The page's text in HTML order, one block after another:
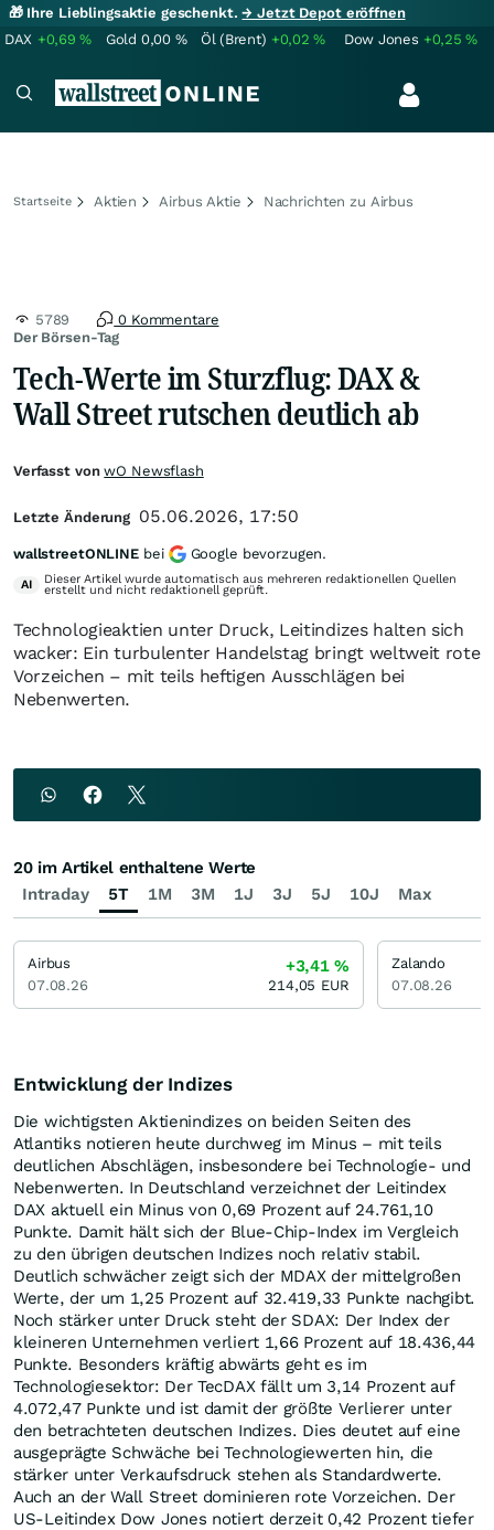
🎁 Ihre Lieblingsaktie geschenkt.→ Jetzt Depot eröffnen
DAX +0,69% Gold 0,00 % Öl (Brent) +0,02% Dow Jones +0,25%
Startseite Aktien Airbus Aktie Nachrichten zu Airbus
Der Börsen-Tag
5789 0 Kommentare
Tech-Werte im Sturzflug: DAX &
Wall Street rutschen deutlich ab
Technologieaktien unter Druck, Leitindizes halten sich
wacker: Ein turbulenter Handelstag bringt weltweit rote
Vorzeichen – mit teils heftigen Ausschlägen bei
Nebenwerten.
Entwicklung der Indizes
Die wichtigsten Aktienindizes on beiden Seiten des
Atlantiks notieren heute durchweg im Minus – mit teils
deutlichen Abschlägen, insbesondere bei Technologie- und
Nebenwerten. In Deutschland verzeichnet der Leitindex
DAX aktuell ein Minus von 0,69 Prozent auf 24.761,10
Punkte. Damit hält sich der Blue-Chip-Index im Vergleich
zu den übrigen deutschen Indizes noch relativ stabil.
Deutlich schwächer zeigt sich der MDAX der mittelgroßen
Werte, der um 1,25 Prozent auf 32.419,33 Punkte nachgibt.
Noch stärker unter Druck steht der SDAX: Der Index der
kleineren Unternehmen verliert 1,66 Prozent auf 18.436,44
Punkte. Besonders kräftig abwärts geht es im
Technologiesektor: Der TecDAX fällt um 3,14 Prozent auf
4.072,47 Punkte und ist damit der größte Verlierer unter
den betrachteten deutschen Indizes. Dies deutet auf eine
ausgeprägte Schwäche bei Technologiewerten hin, die
stärker unter Verkaufsdruck stehen als Standardwerte.
Auch an der Wall Street dominieren rote Vorzeichen. Der
US-Leitindex Dow Jones notiert derzeit 0,42 Prozent tiefer
Verfasst vonwO Newsflash
Letzte Änderung 05.06.2026, 17:50
wallstreetONLINE bei Google bevorzugen.
AI Dieser Artikel wurde automatisch aus mehreren redaktionellen Quellen
erstellt und nicht redaktionell geprüft.
Intraday 5T 1M 3M 1J 3J 5J 10J Max
20 im Artikel enthaltene Werte
Airbus
07.08.26
+3,41%
214,05 EUR
Zalando
07.08.26